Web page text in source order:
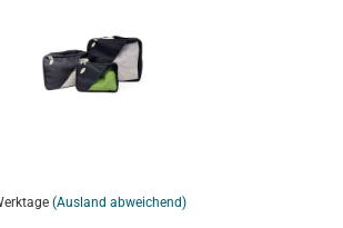
(Ausland abweichend)